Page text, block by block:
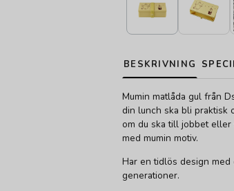
BESKRIVNING
Mumin matlåda gul från
din lunch ska bli praktisk
om du ska till jobbet
med mumin motiv.
Har en tidlös design
generationer.